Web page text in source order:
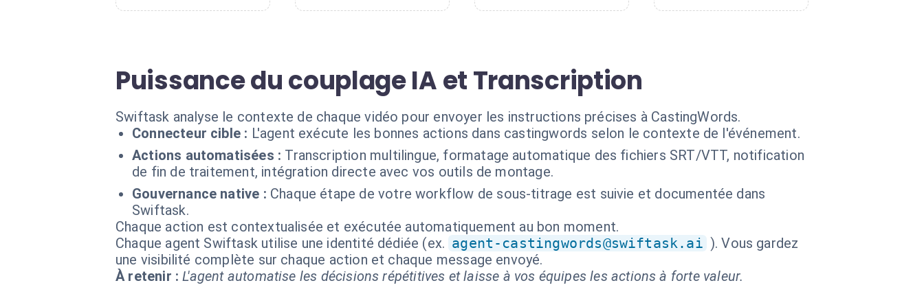
Puissance du couplage IA et Transcription
Swiftask analyse le contexte de chaque vidéo pour envoyer les instructions précises à CastingWords.
Connecteur cible : L'agent exécute les bonnes actions dans castingwords selon le contexte de l'événement.
Actions automatisées : Transcription multilingue, formatage automatique des fichiers SRT/VTT, notification
de fin de traitement, intégration directe avec vos outils de montage.
Gouvernance native : Chaque étape de votre workflow de sous-titrage est suivie et documentée dans
Swiftask.
Chaque action est contextualisée et exécutée automatiquement au bon moment.
Chaque agent Swiftask utilise une identité dédiée (ex. agent-castingwords@swiftask.ai ). Vous gardez
une visibilité complète sur chaque action et chaque message envoyé.
À retenir : L'agent automatise les décisions répétitives et laisse à vos équipes les actions à forte valeur.